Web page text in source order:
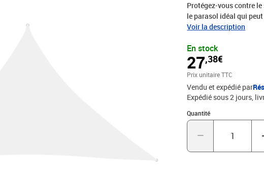
Protégez-vous contre
le parasol idéal qui
votre jardin, terrasse,
est spécialement traité,
assembler grâce aux
cordes incluses. Bon à
pour permettre à l'eau
PUDimensions : 32,5 x
UVÉléments de fixation
polyéthylène incluse
Voir la description
En stock
27,38€
Prix unitaire TTC
Vendu et expédié par
Expédié sous 2 jours
Quantité
Quantité : 1